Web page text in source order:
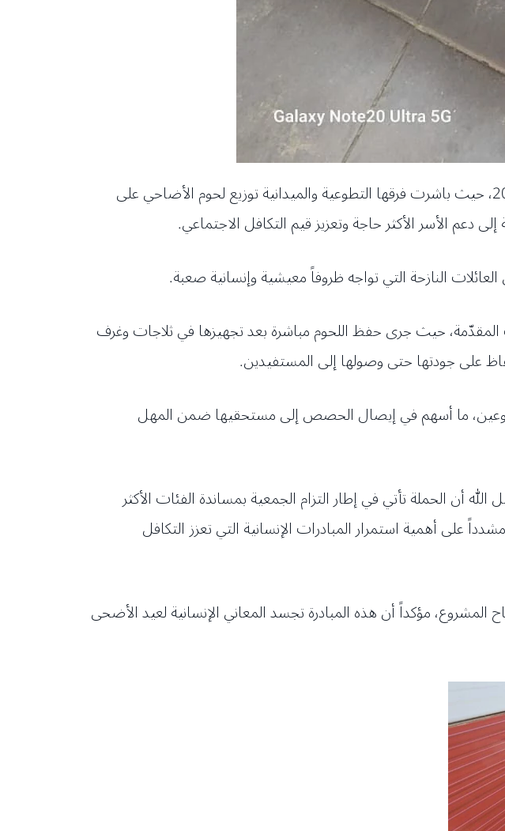
أعلنت جمعية المبرّات الخيرية إنجاز المرحلة الأولى من “مشروع الأضاحي” لعام 2026، حيث باشرت فرقها التطوعية والميدانية توزيع لحوم الأضاحي على
دعم الأسر الأكثر حاجة وتعزيز قيم التكافل الاجتماعي.
حيث جرى حفظ اللحوم مباشرة بعد تجهيزها في ثلاجات وغرف
على جودتها حتى وصولها إلى المستفيدين.
ما أسهم في إيصال الحصص إلى مستحقيها ضمن المهل
أن الحملة تأتي في إطار التزام الجمعية بمساندة الفئات الأكثر
على أهمية استمرار المبادرات الإنسانية التي تعزز التكافل
المشروع، مؤكداً أن هذه المبادرة تجسد المعاني الإنسانية لعيد الأضحى